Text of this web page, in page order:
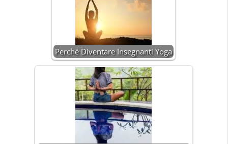
Perché Diventare Insegnanti Yoga